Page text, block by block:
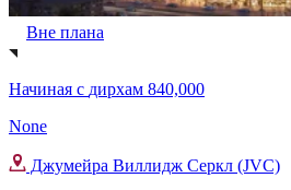
Вне плана
Начиная с дирхам 840,000
None
Джумейра Виллидж Серкл (JVC)